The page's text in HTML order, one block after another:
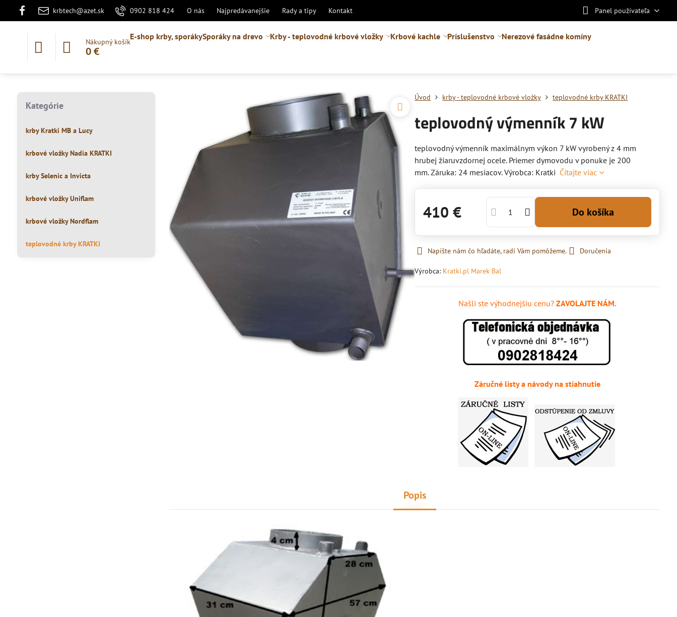
krbtech@azet.sk 0902 818 424 O nás Najpredávanejšie Rady a tipy Kontakt Panel používateľa
Nákupný košík
0 €
E-shop krby, sporákySporáky na drevo Krby - teplovodné krbové vložky Krbové kachle Príslušenstvo Nerezové fasádne komíny
Úvod krby - teplovodné krbové vložky teplovodné krby KRATKI
teplovodný výmenník 7 kW
teplovodný výmenník maximálnym výkon 7 kW vyrobený z 4 mm
hrubej žiaruvzdornej ocele. Priemer dymovodu v ponuke je 200
mm. Záruka: 24 mesiacov. Výrobca: Kratki Čítajte viac
410 € Do košíka
Napíšte nám čo hľadáte, radi Vám pomôžeme. Doručenia
Výrobca: Kratki.pl Marek Bal
Našli ste výhodnejšiu cenu?ZAVOLAJTE NÁM.
Záručné listy a návody na stiahnutie
Popis
Kategórie
krby Kratki MB a Lucy
krbové vložky Nadia KRATKI
krby Selenic a Invicta
krbové vložky Uniflam
krbové vložky Nordflam
teplovodné krby KRATKI